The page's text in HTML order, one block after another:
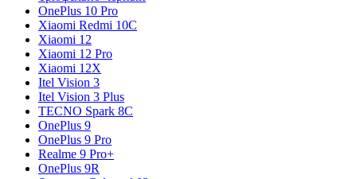
OnePlus 10 Pro
Xiaomi Redmi 10C
Xiaomi 12
Xiaomi 12 Pro
Xiaomi 12X
Itel Vision 3
Itel Vision 3 Plus
TECNO Spark 8C
OnePlus 9
OnePlus 9 Pro
Realme 9 Pro+
OnePlus 9R